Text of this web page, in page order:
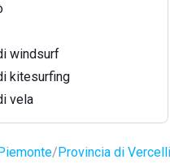
windsurf
kitesurfing
vela
Provincia di Vercelli